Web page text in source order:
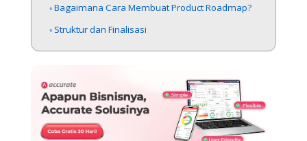
Bagaimana Cara Membuat Product Roadmap?
Struktur dan Finalisasi